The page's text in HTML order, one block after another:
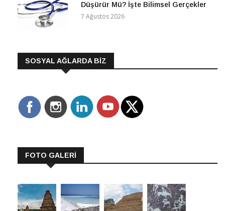
Düşürür Mü? İşte Bilimsel Gerçekler
7 Ağustos 2026
SOSYAL AĞLARDA BİZ
FOTO GALERİ